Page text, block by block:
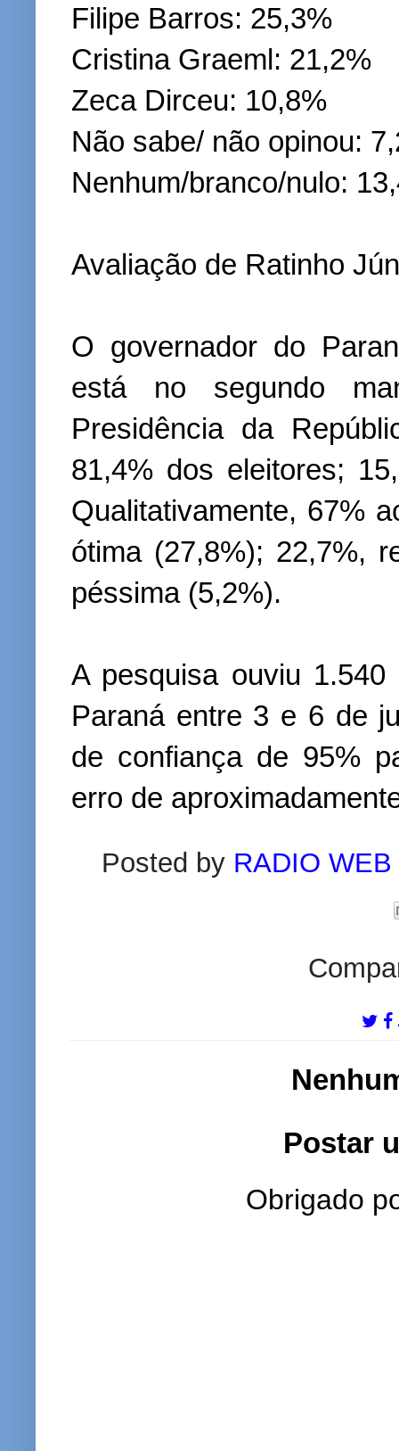
Filipe Barros: 25,3%
Cristina Graeml: 21,2%
Zeca Dirceu: 10,8%
Não sabe/ não opinou:
Nenhum/branco/nulo:
Avaliação de Ratinho
O governador do
está no segundo
Presidência da
81,4% dos eleitores;
Qualitativamente, 67%
ótima (27,8%); 22,7%,
péssima (5,2%).
A pesquisa ouviu
Paraná entre 3 e 6 de
de confiança de 95%
erro de
Posted by RADIO
Postar
Obrigado